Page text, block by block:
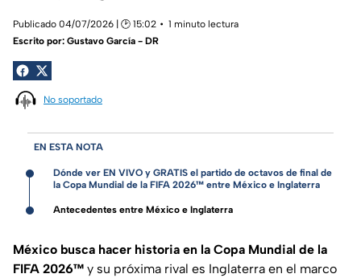
Publicado 04/07/2026 | 🕑 15:02
1 minuto lectura
Escrito por: Gustavo García - DR
No soportado
EN ESTA NOTA
Dónde ver EN VIVO y GRATIS el partido de octavos de final de
la Copa Mundial de la FIFA 2026™ entre México e Inglaterra
Antecedentes entre México e Inglaterra
México busca hacer historia en la Copa Mundial de la
FIFA 2026™ y su próxima rival es Inglaterra en el marco